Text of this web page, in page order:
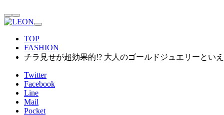
TOP
FASHION
チラ見せが超効果的!? 大人のゴールドジュエリーとい
Twitter
Facebook
Line
Mail
Pocket